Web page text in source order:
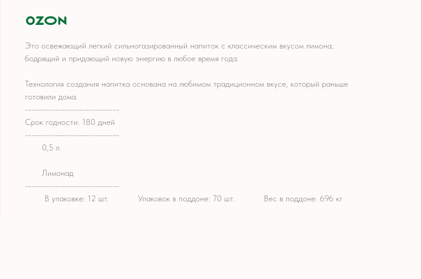
M!!
Это освежающий легкий сильногазированный напиток с классическим вкусом лимона,
бодрящий и придающий новую энергию в любое время года.
Технология создания напитка основана на любимом традиционном вкусе, который раньше
готовили дома.
-------------------------------
Срок годности: 180 дней
-------------------------------
0,5 л.
Лимонад
-------------------------------
В упаковке: 12 шт. Упаковок в поддоне: 70 шт. Вес в поддоне: 696 кг